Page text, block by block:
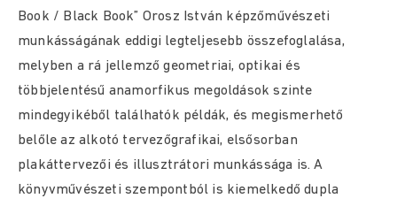
Book / Black Book” Orosz István képzőművészeti
munkásságának eddigi legteljesebb összefoglalása,
melyben a rá jellemző geometriai, optikai és
többjelentésű anamorfikus megoldások szinte
mindegyikéből találhatók példák, és megismerhető
belőle az alkotó tervezőgrafikai, elsősorban
plakáttervezői és illusztrátori munkássága is. A
könyvművészeti szempontból is kiemelkedő dupla